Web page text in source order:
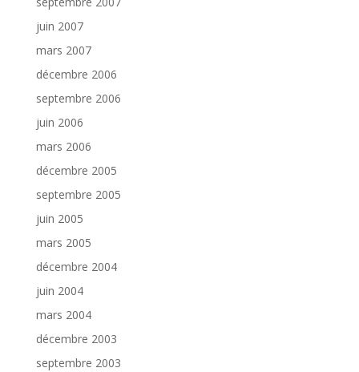
juin 2007
mars 2007
décembre 2006
septembre 2006
juin 2006
mars 2006
décembre 2005
septembre 2005
juin 2005
mars 2005
décembre 2004
juin 2004
mars 2004
décembre 2003
septembre 2003